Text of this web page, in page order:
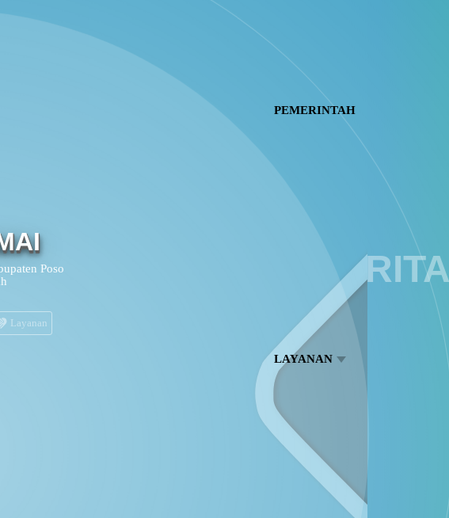
PEMERINTAH
LAYANAN
Poso
Layanan
ARTIKEL /